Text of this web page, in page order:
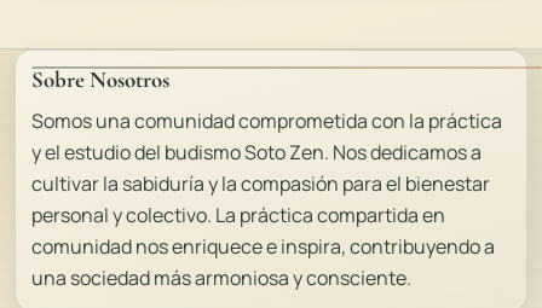
Sobre Nosotros
Somos una comunidad comprometida con la práctica
y el estudio del budismo Soto Zen. Nos dedicamos a
cultivar la sabiduría y la compasión para el bienestar
personal y colectivo. La práctica compartida en
comunidad nos enriquece e inspira, contribuyendo a
una sociedad más armoniosa y consciente.